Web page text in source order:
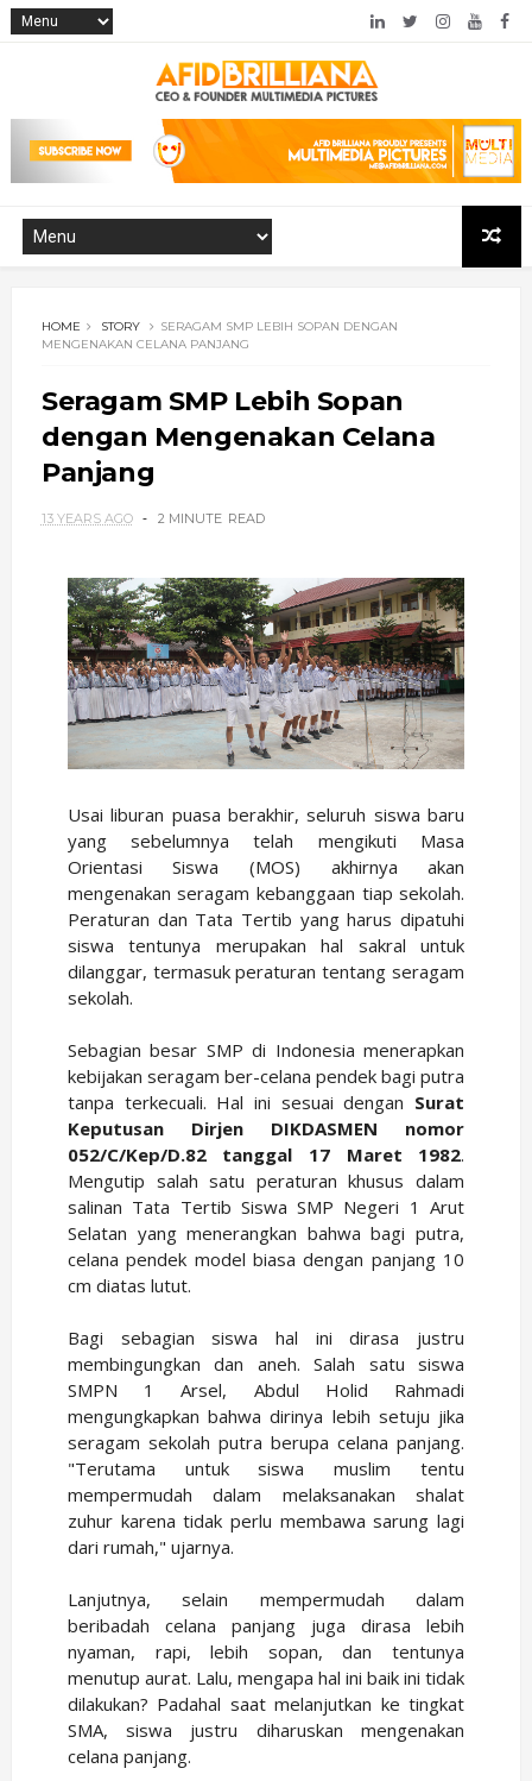
HOME STORY
SERAGAM SMP LEBIH SOPAN DENGAN
MENGENAKAN CELANA PANJANG
Seragam SMP Lebih Sopan
dengan Mengenakan Celana
Panjang
13 YEARS AGO 2 MINUTE READ
Usai liburan puasa berakhir, seluruh siswa baru
yang sebelumnya telah mengikuti Masa
Orientasi Siswa (MOS) akhirnya akan
mengenakan seragam kebanggaan tiap sekolah.
Peraturan dan Tata Tertib yang harus dipatuhi
siswa tentunya merupakan hal sakral untuk
dilanggar, termasuk peraturan tentang seragam
sekolah.
Sebagian besar SMP di Indonesia menerapkan
kebijakan seragam ber-celana pendek bagi putra
tanpa terkecuali. Hal ini sesuai dengan Surat
Keputusan Dirjen DIKDASMEN nomor
052/C/Kep/D.82 tanggal 17 Maret 1982.
Mengutip salah satu peraturan khusus dalam
salinan Tata Tertib Siswa SMP Negeri 1 Arut
Selatan yang menerangkan bahwa bagi putra,
celana pendek model biasa dengan panjang 10
cm diatas lutut.
Bagi sebagian siswa hal ini dirasa justru
membingungkan dan aneh. Salah satu siswa
SMPN 1 Arsel, Abdul Holid Rahmadi
mengungkapkan bahwa dirinya lebih setuju jika
seragam sekolah putra berupa celana panjang.
"Terutama untuk siswa muslim tentu
mempermudah dalam melaksanakan shalat
zuhur karena tidak perlu membawa sarung lagi
dari rumah," ujarnya.
Lanjutnya, selain mempermudah dalam
beribadah celana panjang juga dirasa lebih
nyaman, rapi, lebih sopan, dan tentunya
menutup aurat. Lalu, mengapa hal ini baik ini tidak
dilakukan? Padahal saat melanjutkan ke tingkat
SMA, siswa justru diharuskan mengenakan
celana panjang.